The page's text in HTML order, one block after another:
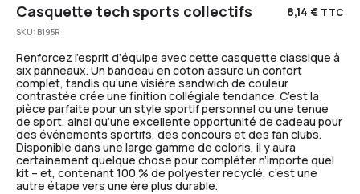
Casquette tech sports collectifs 8,14 € TTC
SKU: B195R
Renforcez l’esprit d’équipe avec cette casquette classique à
six panneaux. Un bandeau en coton assure un confort
complet, tandis qu’une visière sandwich de couleur
contrastée crée une finition collégiale tendance. C’est la
pièce parfaite pour un style sportif personnel ou une tenue
de sport, ainsi qu’une excellente opportunité de cadeau pour
des événements sportifs, des concours et des fan clubs.
Disponible dans une large gamme de coloris, il y aura
certainement quelque chose pour compléter n’importe quel
kit – et, contenant 100 % de polyester recyclé, c’est une
autre étape vers une ère plus durable.